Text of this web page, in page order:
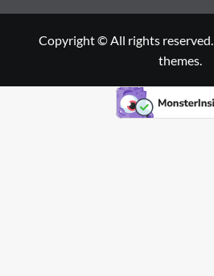
Copyright © All rights reserved.
themes.